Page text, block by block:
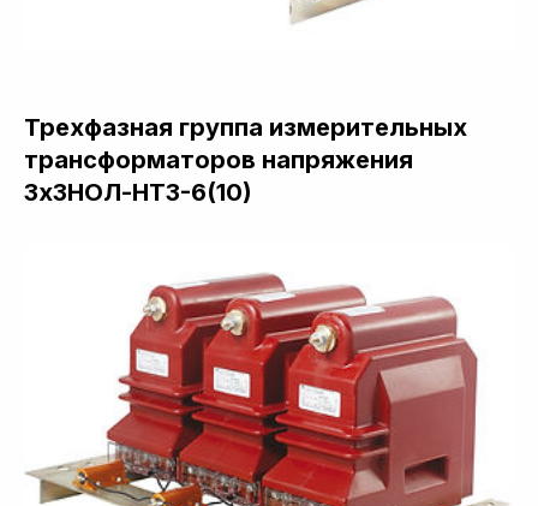
Трехфазная группа измерительных
трансформаторов напряжения
3хЗНОЛ-НТЗ-6(10)